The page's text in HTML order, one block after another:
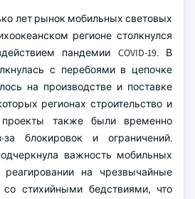
лет рынок мобильных световых
регионе столкнулся
пандемии COVID-19. В
с перебоями в цепочке
на производстве и поставке
регионах строительство и
проекты также были временно
за блокировок и ограничений.
важность мобильных
на чрезвычайные
стихийными бедствиями, что